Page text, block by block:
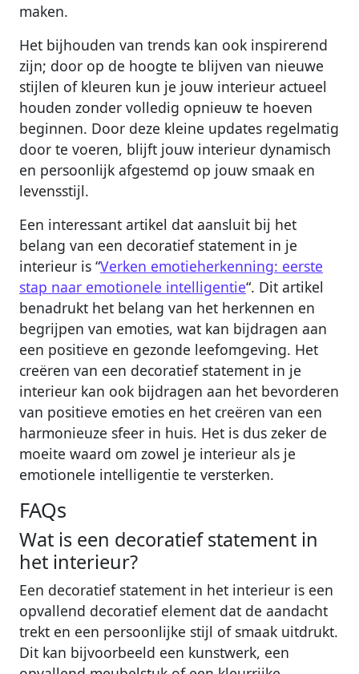
maken.
Het bijhouden van trends kan ook inspirerend
zijn; door op de hoogte te blijven van nieuwe
stijlen of kleuren kun je jouw interieur actueel
houden zonder volledig opnieuw te hoeven
beginnen. Door deze kleine updates regelmatig
door te voeren, blijft jouw interieur dynamisch
en persoonlijk afgestemd op jouw smaak en
levensstijl.
Een interessant artikel dat aansluit bij het
belang van een decoratief statement in je
interieur is “Verken emotieherkenning: eerste
stap naar emotionele intelligentie“. Dit artikel
benadrukt het belang van het herkennen en
begrijpen van emoties, wat kan bijdragen aan
een positieve en gezonde leefomgeving. Het
creëren van een decoratief statement in je
interieur kan ook bijdragen aan het bevorderen
van positieve emoties en het creëren van een
harmonieuze sfeer in huis. Het is dus zeker de
moeite waard om zowel je interieur als je
emotionele intelligentie te versterken.
FAQs
Wat is een decoratief statement in
het interieur?
Een decoratief statement in het interieur is een
opvallend decoratief element dat de aandacht
trekt en een persoonlijke stijl of smaak uitdrukt.
Dit kan bijvoorbeeld een kunstwerk, een